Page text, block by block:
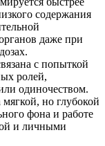
содержания
даже при
с попыткой
ролей,
одиночеством.
мягкой, но глубокой
фона и работе
и личными